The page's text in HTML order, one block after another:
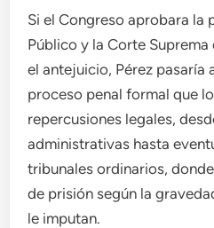
Si el Congreso aprobara la
Público y la Corte
el antejuicio, Pérez pasaría
proceso penal formal que
repercusiones legales,
administrativas hasta
tribunales ordinarios,
de prisión según la
le imputan.